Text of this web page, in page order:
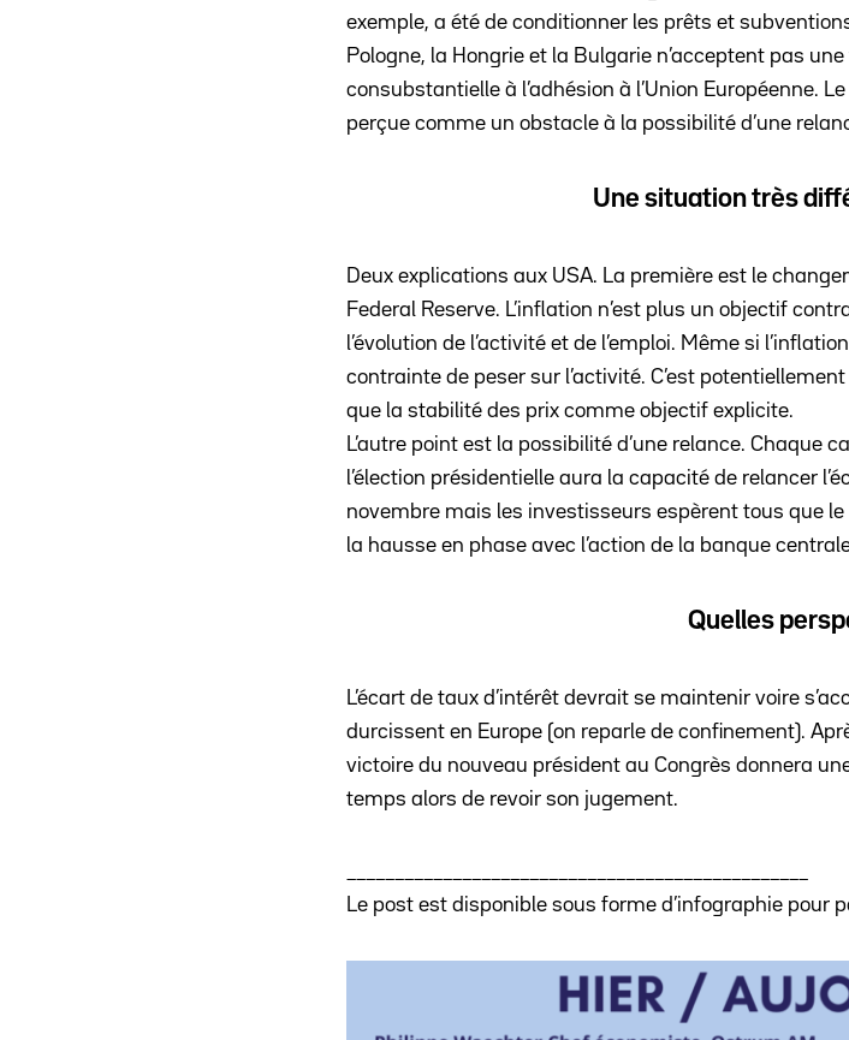
exemple, a été de conditionner les prêts et
Pologne, la Hongrie et la Bulgarie n’acceptent pas
consubstantielle à l’adhésion à l’Union Européenne.
perçue comme un obstacle à la possibilité d’une
Une situation très
Deux explications aux USA. La première est le
Federal Reserve. L’inflation n’est plus un objectif
l’évolution de l’activité et de l’emploi. Même si
contrainte de peser sur l’activité. C’est
que la stabilité des prix comme objectif explicite.
L’autre point est la possibilité d’une relance.
l’élection présidentielle aura la capacité de relancer
novembre mais les investisseurs espèrent tous que
la hausse en phase avec l’action de la banque
Quelles
L’écart de taux d’intérêt devrait se maintenir voire
durcissent en Europe (on reparle de confinement).
victoire du nouveau président au Congrès donnera
temps alors de revoir son jugement.
Le post est disponible sous forme d’infographie pour